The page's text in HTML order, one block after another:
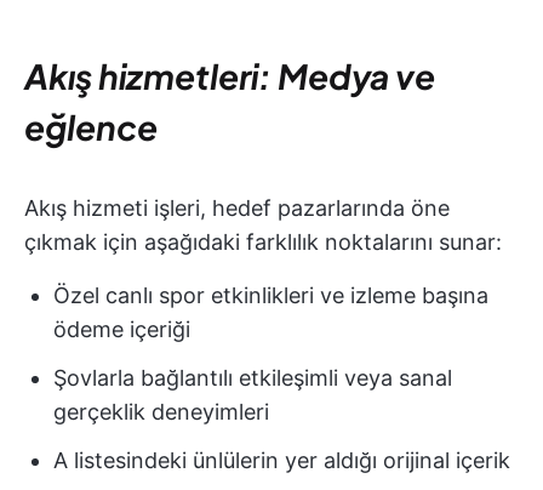
Akış hizmetleri: Medya ve
eğlence
Akış hizmeti işleri, hedef pazarlarında öne
çıkmak için aşağıdaki farklılık noktalarını sunar:
Özel canlı spor etkinlikleri ve izleme başına
ödeme içeriği
Şovlarla bağlantılı etkileşimli veya sanal
gerçeklik deneyimleri
A listesindeki ünlülerin yer aldığı orijinal içerik